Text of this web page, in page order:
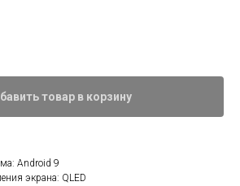
товар в корзину
Android 9
экрана: QLED